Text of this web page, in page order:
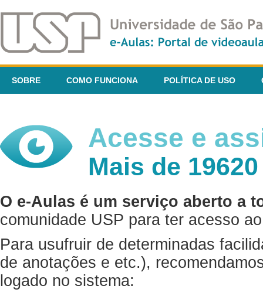
SOBRE COMO FUNCIONA POLÍTICA DE USO
Acesse e
Mais de
O e-Aulas é um serviço aberto a
comunidade USP para ter acesso
Para usufruir de determinadas
de anotações e etc.),
logado no sistema: